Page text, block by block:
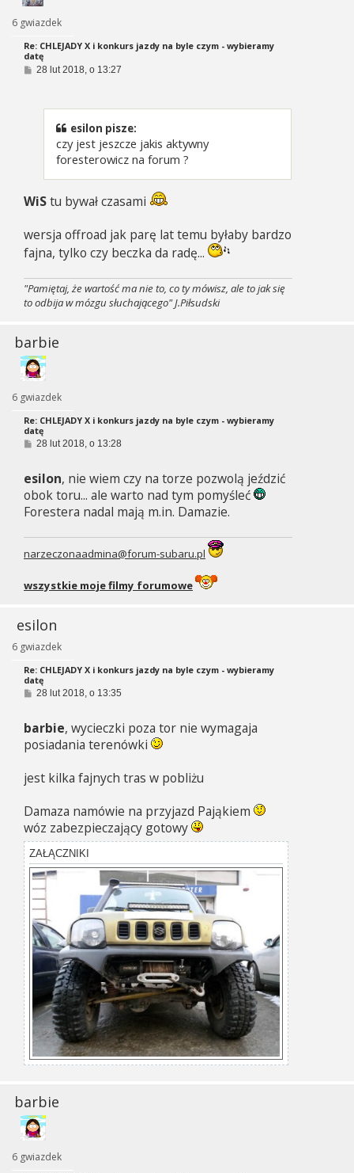
6 gwiazdek
Re: CHLEJADY X i konkurs jazdy na byle czym - wybieramy
datę
P28 lut 2018, o 13:27
esilon pisze:
czy jest jeszcze jakis aktywny
foresterowicz na forum ?
WiStu bywał czasami
wersja offroad jak parę lat temu byłaby bardzo
fajna, tylko czy beczka da radę...
"Pamiętaj, że wartość ma nie to, co ty mówisz, ale to jak się
to odbija w mózgu słuchającego" J.Piłsudski
barbie
6 gwiazdek
Re: CHLEJADY X i konkurs jazdy na byle czym - wybieramy
datę
P
t
28 lut 2018, o 13:28
esilon, nie wiem czy na torze pozwolą jeździć
obok toru... ale warto nad tym pomyśleć
Forestera nadal mają m.in. Damazie.
narzeczonaadmina@forum-subaru.pl
wszystkie moje filmy forumowe
esilon
6 gwiazdek
Re: CHLEJADY X i konkurs jazdy na byle czym - wybieramy
datę
P
t
28 lut 2018, o 13:35
barbie, wycieczki poza tor nie wymagaja
posiadania terenówki
jest kilka fajnych tras w pobliżu
Damaza namówie na przyjazd Pająkiem
wóz zabezpieczający gotowy
ZAŁĄCZNIKI
barbie
6 gwiazdek